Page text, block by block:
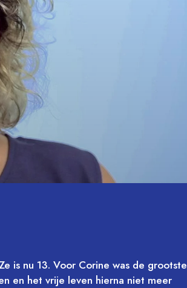
is nu 13. Voor Corine was de grootste
en het vrije leven hierna niet meer